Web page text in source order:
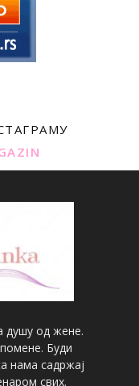
душу од жене.
Буди
нама садржај
свих.